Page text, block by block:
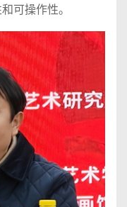
可操作性。